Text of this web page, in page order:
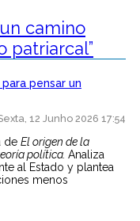
camino
patriarcal”
12 Junho 2026 17:54
de El origen de la
política. Analiza
al Estado y plantea
menos